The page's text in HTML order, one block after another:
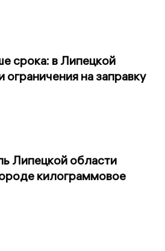
срока: в Липецкой
ограничения на заправку
Липецкой области
килограммовое